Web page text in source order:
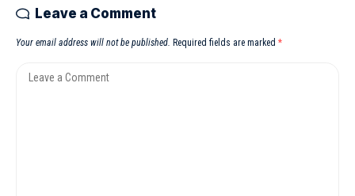
Leave a Comment
Your email address will not be published. Required fields are marked *